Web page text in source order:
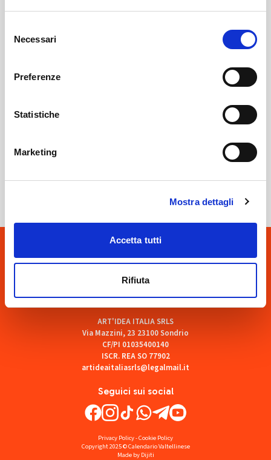
delNecessari
Preferenze
Statistiche
Marketing
Mostra dettagli
Accetta tutti
Rifiuta
Sondrio Obituaries
Seguici sui social
ART'IDEA ITALIA SRLS
Via Mazzini, 23 23100 Sondrio
CF/PI 01035400140
ISCR. REA SO 77902
artideaitaliasrls@legalmail.it
Privacy Policy-Cookie Policy
Copyright 2025 © Calendario Valtellinese
Made by Dijiti